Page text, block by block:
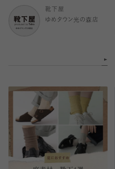
靴下屋
ゆめタウン光の森店